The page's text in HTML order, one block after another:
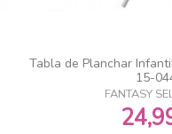
Tabla de Planchar
15-
FANTASY